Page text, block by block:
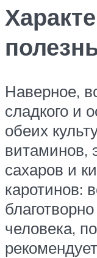
Наверное,
сладкого и
обеих
витаминов,
сахаров и
каротинов:
человека,